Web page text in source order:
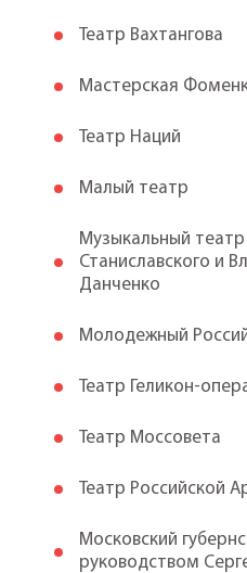
Театр Вахтангова
Мастерская
Театр Наций
Малый театр
Музыкальный
Станиславского и
Данченко
Молодежный
Театр Геликон-
Театр Моссовета
Театр Российской
Московский
руководством